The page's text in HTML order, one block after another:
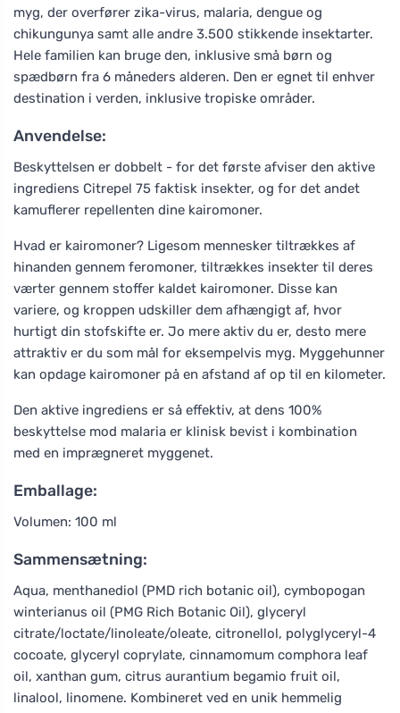
myg, der overfører zika-virus, malaria, dengue og
chikungunya samt alle andre 3.500 stikkende insektarter.
Hele familien kan bruge den, inklusive små børn og
spædbørn fra 6 måneders alderen. Den er egnet til enhver
destination i verden, inklusive tropiske områder.
Anvendelse:
Beskyttelsen er dobbelt - for det første afviser den aktive
ingrediens Citrepel 75 faktisk insekter, og for det andet
kamuflerer repellenten dine kairomoner.
Hvad er kairomoner? Ligesom mennesker tiltrækkes af
hinanden gennem feromoner, tiltrækkes insekter til deres
værter gennem stoffer kaldet kairomoner. Disse kan
variere, og kroppen udskiller dem afhængigt af, hvor
hurtigt din stofskifte er. Jo mere aktiv du er, desto mere
attraktiv er du som mål for eksempelvis myg. Myggehunner
kan opdage kairomoner på en afstand af op til en kilometer.
Den aktive ingrediens er så effektiv, at dens 100%
beskyttelse mod malaria er klinisk bevist i kombination
med en imprægneret myggenet.
Emballage:
Volumen: 100 ml
Sammensætning:
Aqua, menthanediol (PMD rich botanic oil), cymbopogan
winterianus oil (PMG Rich Botanic Oil), glyceryl
citrate/loctate/linoleate/oleate, citronellol, polyglyceryl-4
cocoate, glyceryl coprylate, cinnamomum comphora leaf
oil, xanthan gum, citrus aurantium begamio fruit oil,
linalool, linomene. Kombineret ved en unik hemmelig